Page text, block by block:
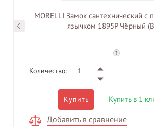
MORELLI Замок сантехнический с
язычком 1895P Чёрный
?
Количество:
Купить Купить в 1
Добавить в сравнение